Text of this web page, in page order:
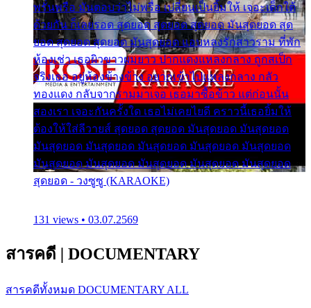
พรั่นพรือ มันตอบว่าไม่พรื่อ เปลี่ยนเป็นยิ้มให้ เจอะเด็กใต้
ด้วยกัน ก็เลยรอด สุดยอด สุดยอด สุดยอด มันสุดยอด สุด
ยอด สุดยอด สุดยอด มันสุดยอด แอบหลงรักสาวราม ที่พัก
ห้องเช่า เธอผิวขาวผมยาว ปากแดงแหลงกลาง ถูกสเป็ก
จริงเธอ อยู่ห้องข้างข้าง อยากเข้าไปแหลงกลาง กลัว
ทองแดง กลับจากรามมาเจอ เธอมาซื้อข้าว แต่ก่อนนั้น
สองเรา เจอะกันครั้งใด เธอไม่เคยไยดี คราวนี้เธอยิ้มให้
ต้องให้ใส่ลีวายส์ สุดยอด สุดยอด มันสุดยอด มันสุดยอด
มันสุดยอด มันสุดยอด มันสุดยอด มันสุดยอด มันสุดยอด
มันสุดยอด มันสุดยอด มันสุดยอด มันสุดยอด มันสุดยอด
สุดยอด - วงซูซู (KARAOKE)
131 views • 03.07.2569
สารคดี | DOCUMENTARY
สารคดีทั้งหมด DOCUMENTARY ALL